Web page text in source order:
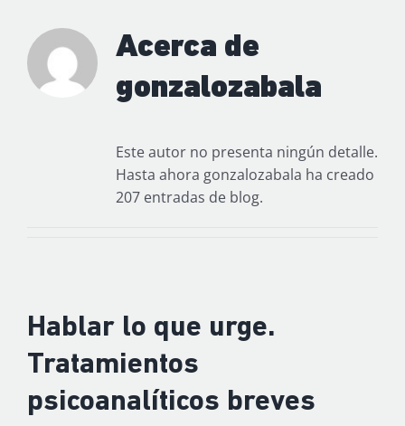
Acerca de
gonzalozabala
Este autor no presenta ningún detalle.
Hasta ahora gonzalozabala ha creado
207 entradas de blog.
Hablar lo que urge.
Tratamientos
psicoanalíticos breves